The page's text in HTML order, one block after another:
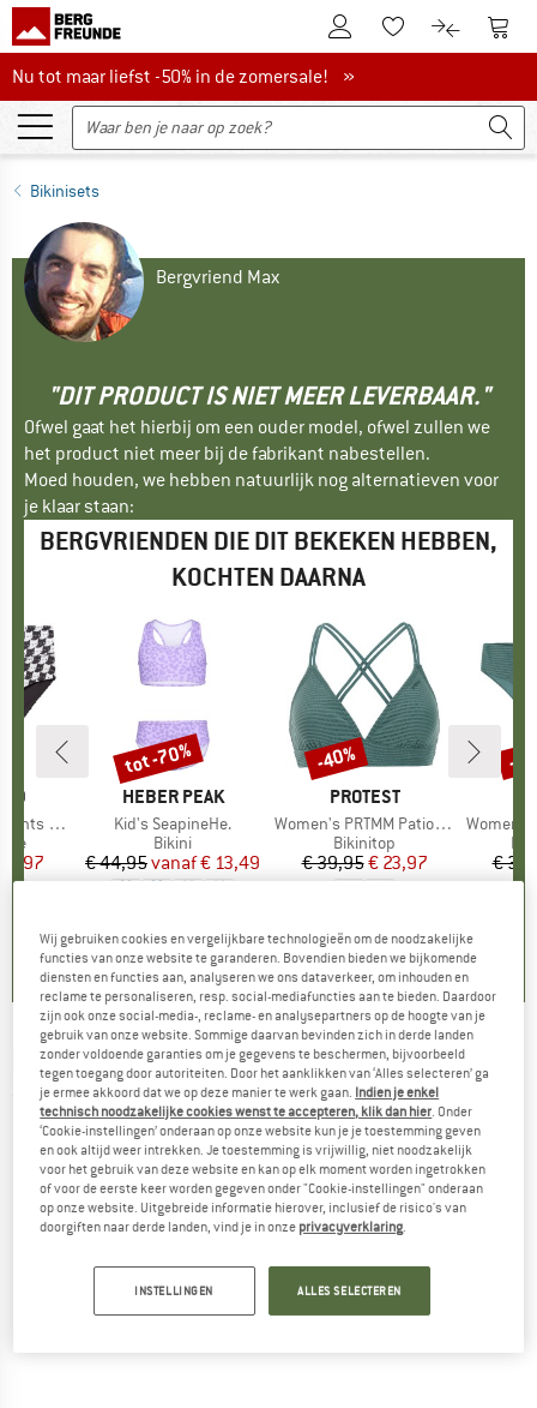
De klantenaccount
Naar deNaar de
Nu tot maar liefst -50% in de zomersale!
Nu tot maar liefst -50% in de zomersale! »
Bikinisets
Bergvriend Max
"DIT PRODUCT IS NIET MEER LEVERBAAR."
Ofwel gaat het hierbij om een ouder model, ofwel zullen we
het product niet meer bij de fabrikant nabestellen.
Moed houden, we hebben natuurlijk nog alternatieven voor
je klaar staan:
BERGVRIENDEN DIE DIT BEKEKEN HEBBEN,
KOCHTEN DAARNA
Slite
prijs
MERK
HEBER PEAK
Artikel
Kid's SeapineHe.
Productgroep
Bikini
Prijs
€ 44,95 Verlaagde prijs
vanaf€ 13,49
Korting
tot -70%
MERK
PROTEST
Artikel
Women's PRTMM Patio Triangle
Productgroep
Bikinitop
Prijs
€ 39,95Verlaagde prijs
€ 23,97
Korting
-40%
Artikel
Women's
€
-
PROTEST -Kid's PRTMonica - Bikini
(0)
Wij gebruiken cookies en vergelijkbare technologieën om de noodzakelijke
functies van onze website te garanderen. Bovendien bieden we bijkomende
diensten en functies aan, analyseren we ons dataverkeer, om inhouden en
reclame te personaliseren, resp. social-mediafuncties aan te bieden. Daardoor
zijn ook onze social-media-, reclame- en analysepartners op de hoogte van je
gebruik van onze website. Sommige daarvan bevinden zich in derde landen
zonder voldoende garanties om je gegevens te beschermen, bijvoorbeeld
tegen toegang door autoriteiten. Door het aanklikken van ‘Alles selecteren’ ga
je ermee akkoord dat we op deze manier te werk gaan. Indien je enkel
technisch noodzakelijke cookies wenst te accepteren, klik dan hier . Onder
‘Cookie-instellingen’ onderaan op onze website kun je je toestemming geven
en ook altijd weer intrekken. Je toestemming is vrijwillig, niet noodzakelijk
voor het gebruik van deze website en kan op elk moment worden ingetrokken
of voor de eerste keer worden gegeven onder "Cookie-instellingen" onderaan
op onze website. Uitgebreide informatie hierover, inclusief de risico's van
doorgiften naar derde landen, vind je in onze privacyverklaring
INSTELLINGEN ALLES SELECTEREN